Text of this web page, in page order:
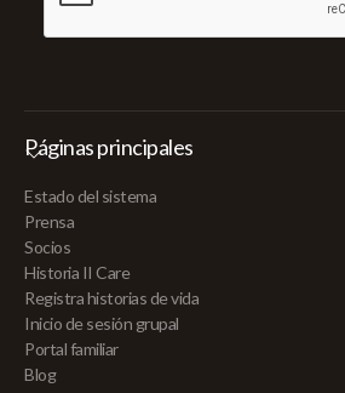
Páginas principales
Estado del sistema
Prensa
Socios
Historia II Care
Registra historias de vida
Inicio de sesión grupal
Portal familiar
Blog